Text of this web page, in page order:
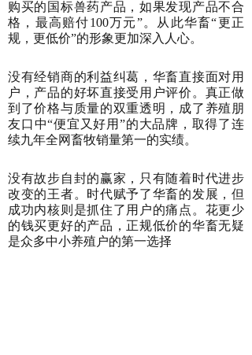
购买的国标兽药产品，如果发现产品不合
格，最高赔付100万元”。从此华畜“更正
规，更低价”的形象更加深入人心。
没有经销商的利益纠葛，华畜直接面对用
户，产品的好坏直接受用户评价。真正做
到了价格与质量的双重透明，成了养殖朋
友口中“便宜又好用”的大品牌，取得了连
续九年全网畜牧销量第一的实绩。
没有故步自封的赢家，只有随着时代进步
改变的王者。时代赋予了华畜的发展，但
成功内核则是抓住了用户的痛点。花更少
的钱买更好的产品，正规低价的华畜无疑
是众多中小养殖户的第一选择